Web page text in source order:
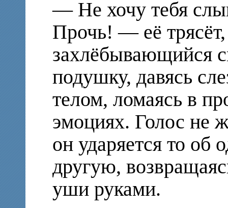
— Не хочу тебя
Прочь! — её
захлёбывающийся
подушку, давясь
телом, ломаясь в
эмоциях. Голос не
он ударяется то об
другую,
уши руками.